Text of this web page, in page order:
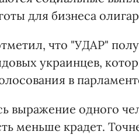
для бизнеса
что "УДАР"
украинцев,
в
выражение одного
меньше крадет.